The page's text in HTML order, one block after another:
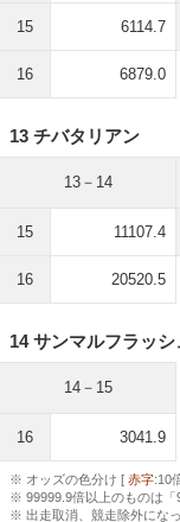
15 6114.7
16 6879.0
13 チバタリアン
13－14
15 11107.4
16 20520.5
14 サンマルフラッシ
14－15
16 3041.9
※ オッズの色分け [ 赤字:10
※ 99999.9倍以上のものは「
※ 出走取消、競走除外にな